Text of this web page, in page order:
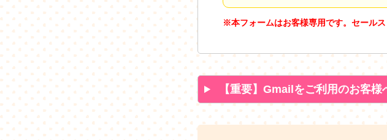
※本フォームはお客様専用です。セール
【重要】Gmailをご利用のお客